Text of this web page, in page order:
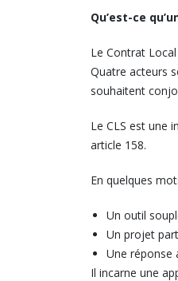
Qu’est-ce
Le Contrat
Quatre acteurs
souhaitent
Le CLS est une
article 158.
En quelques
Un outil
Un projet
Une réponse
Il incarne une